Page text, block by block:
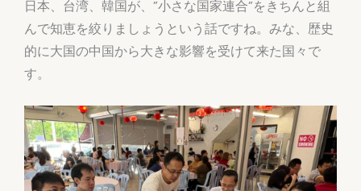
日本、台湾、韓国が、”小さな国家連合”をきちんと組
んで知恵を絞りましょうという話ですね。みな、歴史
的に大国の中国から大きな影響を受けて来た国々で
す。